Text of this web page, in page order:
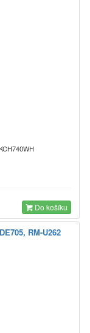
Do košíku
RM-U262